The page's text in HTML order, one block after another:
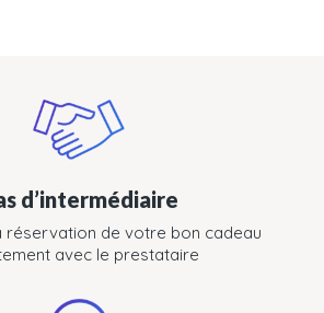
d’intermédiaire
réservation de votre bon cadeau
avec le prestataire